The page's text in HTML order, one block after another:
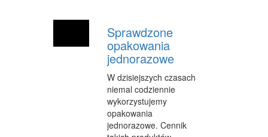
LECZENIE
SALONY KOSMETYCZNE
SPRZĘT MEDYCZNY
WEB
Sprawdzone
opakowania
jednorazowe
W dzisiejszych czasach
niemal codziennie
wykorzystujemy
opakowania
jednorazowe. Cennik